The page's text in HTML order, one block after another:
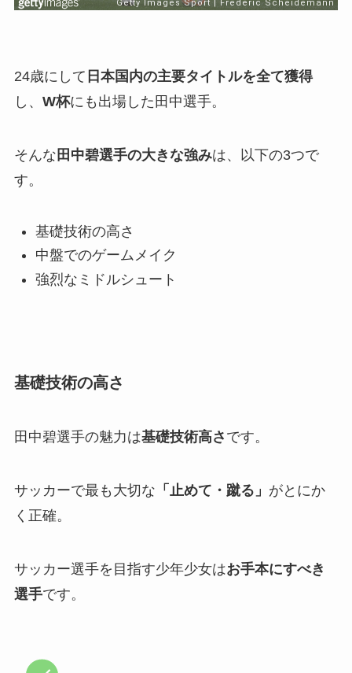
24歳にして 日本国内の主要タイトルを全て獲得
し、 W杯にも出場した田中選手。
そんな 田中碧選手の大きな強みは、以下の3つで
す。
基礎技術の高さ
中盤でのゲームメイク
強烈なミドルシュート
基礎技術の高さ
田中碧選手の魅力は基礎技術高さ です。
サッカーで最も大切な 「止めて・蹴る」 がとにか
く正確。
サッカー選手を目指す少年少女はお手本にすべき
選手です。